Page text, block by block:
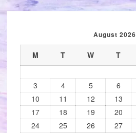
August 2026
M T W T
3
4 5 6
10
11 12 13
17
18 19 20
24
25 26 27